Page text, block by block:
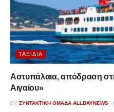
ΤΑΞΊΔΙΑ
Αστυπάλαια, απόδραση
Αιγαίου»
BY ΣΥΝΤΑΚΤΙΚΉ ΟΜΆΔΑ ALLDAYNEWS